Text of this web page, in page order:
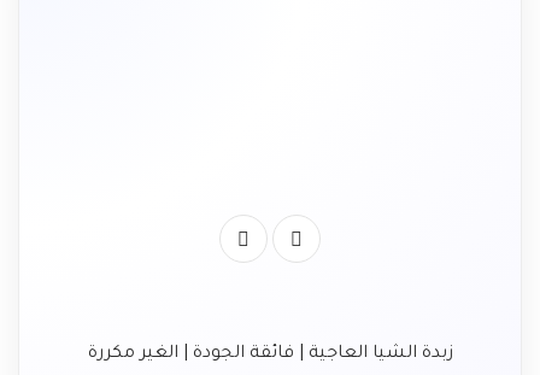
زبدة الشيا العاجية | فائقة الجودة | الغير مكررة